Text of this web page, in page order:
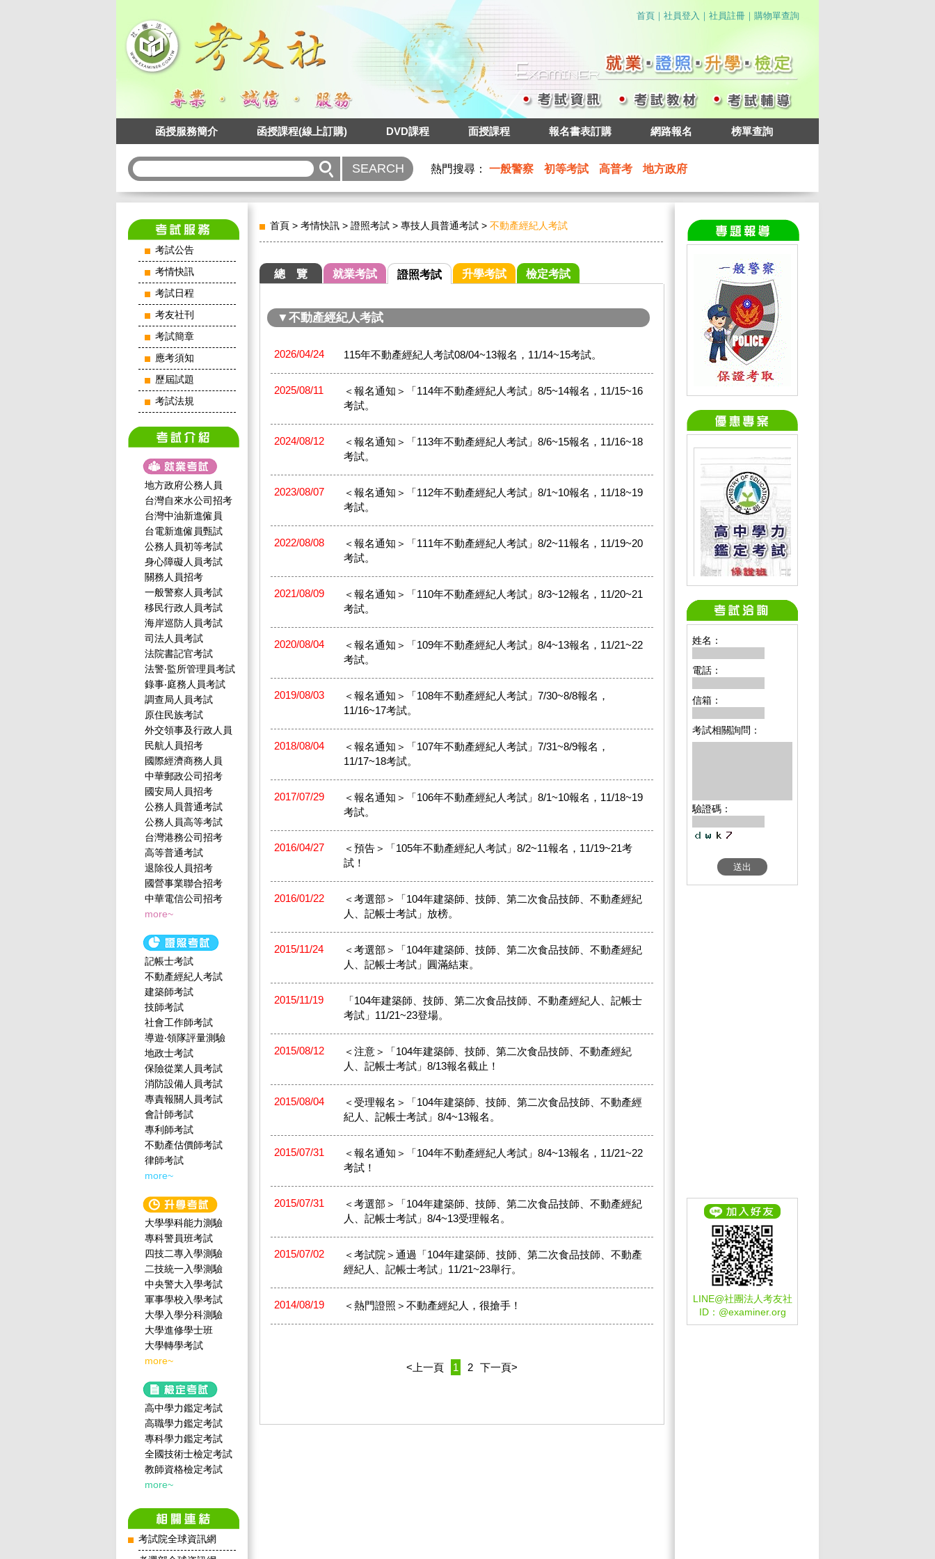
首頁 ｜ 社員登入 ｜ 社員註冊 ｜ 購物單查詢
函授服務簡介 函授課程(線上訂購) DVD課程 面授課程 報名書表訂購 網路報名 榜單查詢
熱門搜尋： 一般警察 初等考試 高普考 地方政府
考試公告
考情快訊
考試日程
考友社刊
考試簡章
應考須知
歷屆試題
考試法規
地方政府公務人員
台灣自來水公司招考
台灣中油新進僱員
台電新進僱員甄試
公務人員初等考試
身心障礙人員考試
關務人員招考
一般警察人員考試
移民行政人員考試
海岸巡防人員考試
司法人員考試
法院書記官考試
法警‧監所管理員考試
錄事‧庭務人員考試
調查局人員考試
原住民族考試
外交領事及行政人員
民航人員招考
國際經濟商務人員
中華郵政公司招考
國安局人員招考
公務人員普通考試
公務人員高等考試
台灣港務公司招考
高等普通考試
退除役人員招考
國營事業聯合招考
中華電信公司招考
more~
記帳士考試
不動產經紀人考試
建築師考試
技師考試
社會工作師‍考試
導遊‧領隊評量測驗
地政士考試
保險從業人員考試
消防設備人員考試
專責報關人員考試
會計師考試
專利師考試
不動產估價師考試
律師考試
more~
大學學科能力測驗
專科警員班考試
四技二專入學測驗
二技統一入學測驗
中央警大入學考試
軍事學校入學考試
大學入學分科測驗
大學進修學士班
大學轉學考試
more~
高中學力鑑定考試
高職學力鑑定考試
專科學力鑑定考試
全國技術士檢定考試
教師資格檢定考試
more~
考試院全球資訊網
首頁 > 考情快訊 > 證照考試 > 專技人員普通考試 > 不動產經紀人考試
總 覽 就業考試 證照考試 升學考試 檢定考試
▼不動產經紀人考試
2026/04/24 115年不動產經紀人考試08/04~13報名，11/14~15考試。
2025/08/11
＜報名通知＞「114年不動產經紀人考試」8/5~14報名，11/15~16
考試。
2024/08/12
＜報名通知＞「113年不動產經紀人考試」8/6~15報名，11/16~18
考試。
2023/08/07
＜報名通知＞「112年不動產經紀人考試」8/1~10報名，11/18~19
考試。
2022/08/08
＜報名通知＞「111年不動產經紀人考試」8/2~11報名，11/19~20
考試。
2021/08/09
＜報名通知＞「110年不動產經紀人考試」8/3~12報名，11/20~21
考試。
2020/08/04
＜報名通知＞「109年不動產經紀人考試」8/4~13報名，11/21~22
考試。
2019/08/03
＜報名通知＞「108年不動產經紀人考試」7/30~8/8報名，
11/16~17考試。
2018/08/04
＜報名通知＞「107年不動產經紀人考試」7/31~8/9報名，
11/17~18考試。
2017/07/29
＜報名通知＞「106年不動產經紀人考試」8/1~10報名，11/18~19
考試。
2016/04/27
＜預告＞「105年不動產經紀人考試」8/2~11報名，11/19~21考
試！
2016/01/22
＜考選部＞「104年建築師、技師、第二次食品技師、不動產經紀
人、記帳士考試」放榜。
2015/11/24
＜考選部＞「104年建築師、技師、第二次食品技師、不動產經紀
人、記帳士考試」圓滿結束。
2015/11/19
「104年建築師、技師、第二次食品技師、不動產經紀人、記帳士
考試」11/21~23登場。
2015/08/12
＜注意＞「104年建築師、技師、第二次食品技師、不動產經紀
人、記帳士考試」8/13報名截止！
2015/08/04
＜受理報名＞「104年建築師、技師、第二次食品技師、不動產經
紀人、記帳士考試」8/4~13報名。
2015/07/31
＜報名通知＞「104年不動產經紀人考試」8/4~13報名，11/21~22
考試！
2015/07/31
＜考選部＞「104年建築師、技師、第二次食品技師、不動產經紀
人、記帳士考試」8/4~13受理報名。
2015/07/02
＜考試院＞通過「104年建築師、技師、第二次食品技師、不動產
經紀人、記帳士考試」11/21~23舉行。
2014/08/19 ＜熱門證照＞不動產經紀人，很搶手！
<上一頁 1 2 下一頁>
姓名：
電話：
信箱：
考試相關詢問：
驗證碼：
LINE@社團法人考友社
ID： @examiner.org